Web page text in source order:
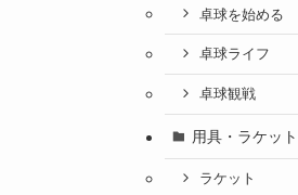
卓球を始める
卓球ライフ
卓球観戦
用具・ラケット
ラケット